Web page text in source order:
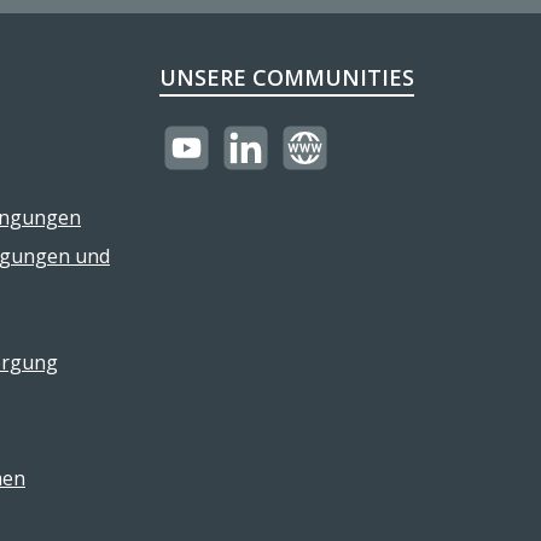
und
UNSERE COMMUNITIES
https://youtube.com/
LinkedInWebsite